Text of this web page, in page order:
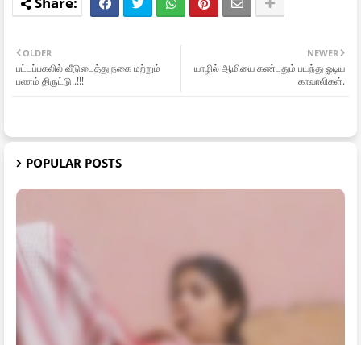
NEWER
யாழில் ஆமியை கண்டதும் பயந்து ஓடிய
காவாலிகள்.
OLDER
பட்டப்பகலில் வீடுடைத்து நகை மற்றும்
பணம் திருட்டு..!!!
POPULAR POSTS